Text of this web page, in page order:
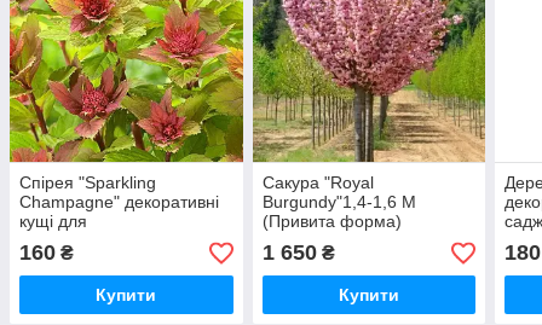
Спірея "Sparkling
Champagne" декоративні
кущі для
саду,саджанці,квіти
багаторічні,дерева
160 ₴
Купити
Сакура "Royal
Burgundy"1,4-1,6 М
(Привита форма)
декоративні
дерева,саджанці на
штамбі
1 650₴
Купити
180